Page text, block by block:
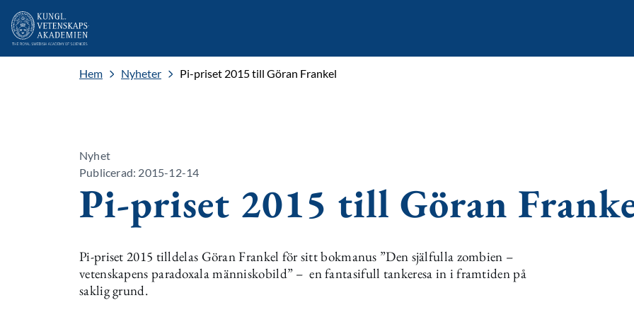
Hem Nyheter Pi-priset 2015 till Göran Frankel
Nyhet
Publicerad: 2015-12-14
Pi-priset 2015 till Göran
Pi-priset 2015 tilldelas Göran Frankel för sitt bokmanus ”Den själfulla zombien –
vetenskapens paradoxala människobild” – en fantasifull tankeresa in i framtiden på
saklig grund.